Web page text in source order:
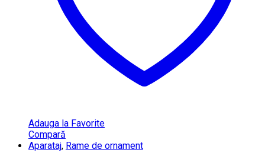
Adauga la Favorite
Compară
Aparataj, Rame de ornament